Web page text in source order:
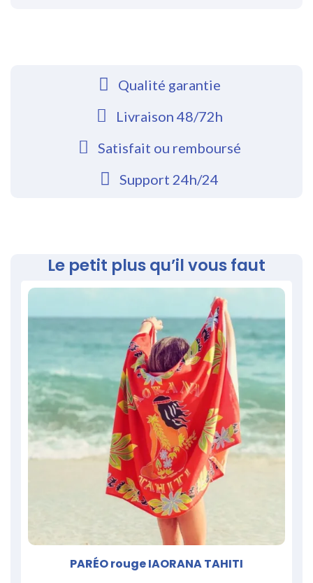
Qualité garantie
Livraison 48/72h
Satisfait ou remboursé
Support 24h/24
Le petit plus qu’il vous faut
PARÉO rouge IAORANA TAHITI